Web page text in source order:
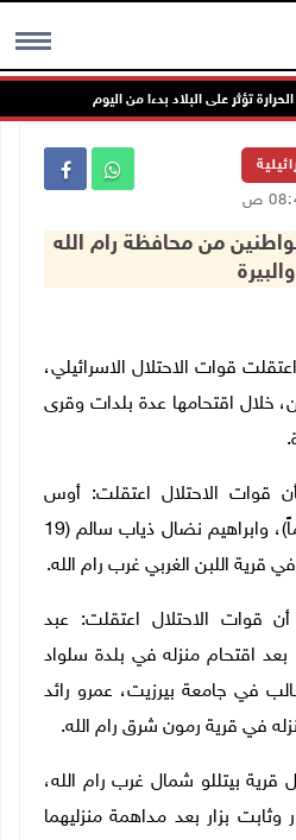
MENU تؤثر على البلاد بدءا من اليوم
من محافظة رام الله
والبيرة
2-2025 وفا- اعتقلت قوات الاحتلال الاسرائيلي،
خلال اقتحامها عدة بلدات وقرى
.
قوات الاحتلال اعتقلت: أوس
ساري لطفي سالم (18 عاماً)، وابراهيم نضال ذياب سالم (19
قرية اللبن الغربي غرب رام الله.
قوات الاحتلال اعتقلت: عبد
اقتحام منزله في بلدة سلواد
في جامعة بيرزيت، عمرو رائد
في قرية رمون شرق رام الله.
قرية بيتللو شمال غرب رام الله،
وثابت بزار بعد مداهمة منزليهما